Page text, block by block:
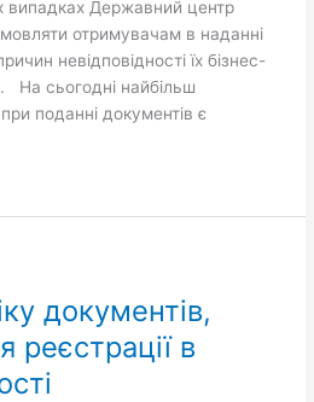
випадках Державний центр
отримувачам в наданні
невідповідності їх бізнес-
На сьогодні найбільш
поданні документів є
документів,
реєстрації в